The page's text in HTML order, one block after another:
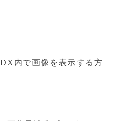
内で画像を表示する方